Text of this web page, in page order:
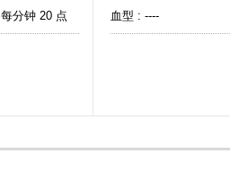
每分钟 20 点 血型 : ----